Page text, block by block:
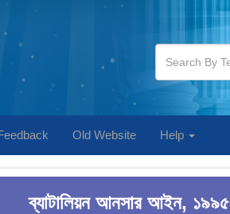
Old Website Help
ব্যাটালিয়ন আনসার আইন, ১৯৯৫